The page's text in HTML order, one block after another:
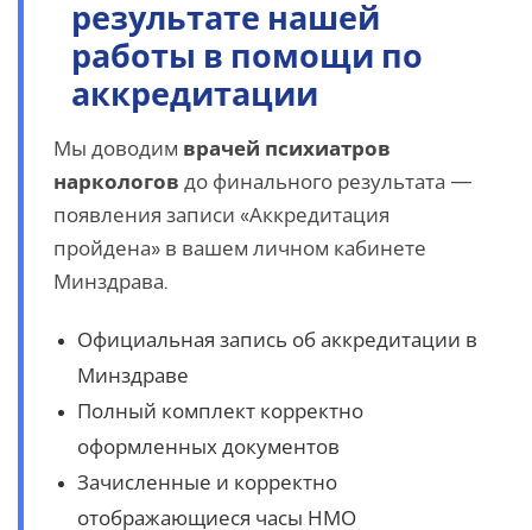
результате нашей
работы в помощи по
аккредитации
Мы доводим врачей психиатров
наркологов до финального результата —
появления записи «Аккредитация
пройдена» в вашем личном кабинете
Минздрава.
Официальная запись об аккредитации в
Минздраве
Полный комплект корректно
оформленных документов
Зачисленные и корректно
отображающиеся часы НМО